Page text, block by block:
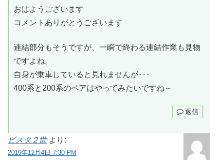
おはようございます
コメントありがとうございます
連結部分もそうですが、一瞬で終わる連結作業も見物
ですよね。
自身が乗車していると見れませんが･･･
400系と200系のペアはやってみたいですね～
返信
ビスタ２世 より:
2019年12月4日 7:30 PM